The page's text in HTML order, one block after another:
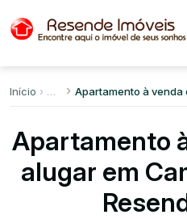
Início Apartamento à venda e para alugar em Campos
Apartamento
alugar em